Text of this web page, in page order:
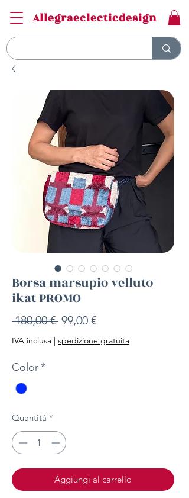
Allegraeclecticdesign
Borsa marsupio velluto
ikat PROMO
180,00 € Prezzo
regolare
99,00 €Prezzo
scontato
IVA inclusa | spedizione gratuita
Color*
Quantità *
Aggiungi al carrello